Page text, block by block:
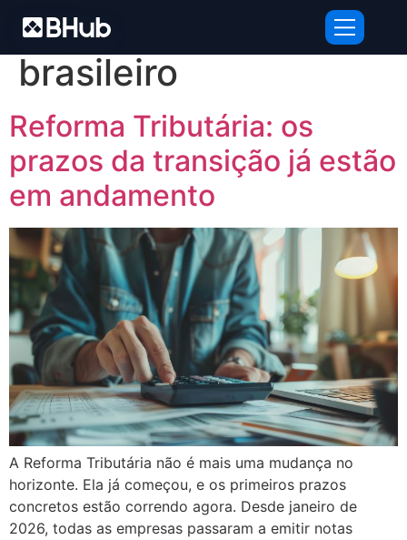
Tag:empresário
brasileiro
Reforma Tributária: os
prazos da transição já estão
em andamento
A Reforma Tributária não é mais uma mudança no
horizonte. Ela já começou, e os primeiros prazos
concretos estão correndo agora. Desde janeiro de
2026, todas as empresas passaram a emitir notas